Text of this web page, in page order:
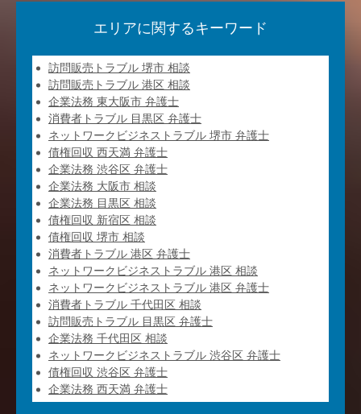
エリアに関するキーワード
訪問販売トラブル 堺市 相談
訪問販売トラブル 港区 相談
企業法務 東大阪市 弁護士
消費者トラブル 目黒区 弁護士
ネットワークビジネストラブル 堺市 弁護士
債権回収 西天満 弁護士
企業法務 渋谷区 弁護士
企業法務 大阪市 相談
企業法務 目黒区 相談
債権回収 新宿区 相談
債権回収 堺市 相談
消費者トラブル 港区 弁護士
ネットワークビジネストラブル 港区 相談
ネットワークビジネストラブル 港区 弁護士
消費者トラブル 千代田区 相談
訪問販売トラブル 目黒区 弁護士
企業法務 千代田区 相談
ネットワークビジネストラブル 渋谷区 弁護士
債権回収 渋谷区 弁護士
企業法務 西天満 弁護士